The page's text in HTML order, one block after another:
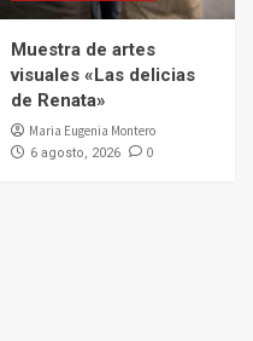
Muestra de artes
visuales «Las delicias
de Renata»
Maria Eugenia Montero
6 agosto, 2026 0